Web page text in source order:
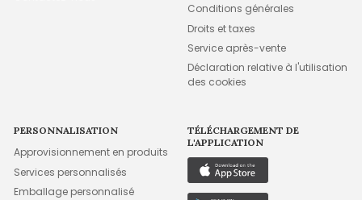
Conditions générales
Droits et taxes
Service après-vente
Déclaration relative à l'utilisation
des cookies
PERSONNALISATION
Approvisionnement en produits
Services personnalisés
Emballage personnalisé
TÉLÉCHARGEMENT DE
L'APPLICATION